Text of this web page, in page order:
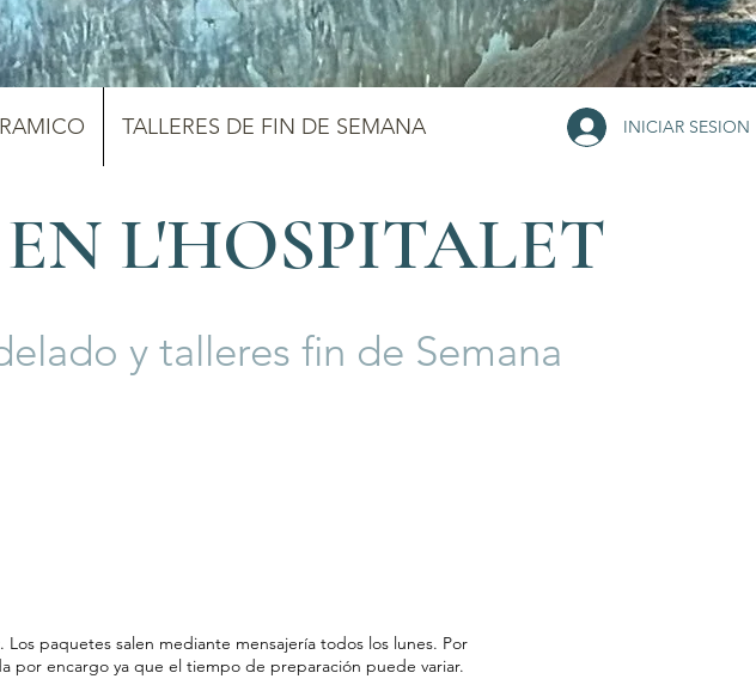
INICIAR SESION
TALLERES DE FIN DE SEMANA
L'HOSPITALET
y talleres fin de Semana
paquetes salen mediante mensajería todos los lunes. Por
por encargo ya que el tiempo de preparación puede variar.